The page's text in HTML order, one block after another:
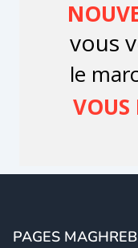
PAGES MAGHREB